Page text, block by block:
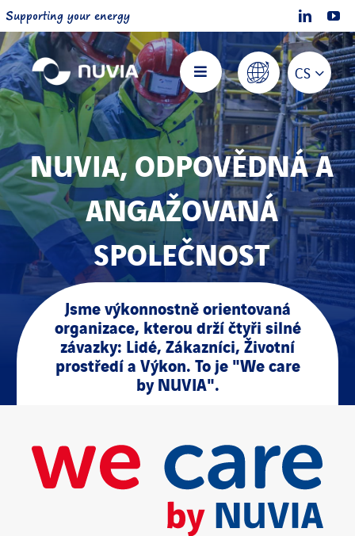
Skip
to
content
Supporting your energy
Toggle
Navigation
Hlavní stránka
O společnosti NUVIA
Nabízíme
Projekty
Přidejte se k nám
Publikace
Search
CS
NUVIA, ODPOVĚDNÁA
ANGAŽOVANÁ
SPOLEČNOST
Jsme výkonnostně orientovaná
organizace, kterou drží čtyři silné
závazky: Lidé, Zákazníci, Životní
prostředí a Výkon.To je "We care
by NUVIA".